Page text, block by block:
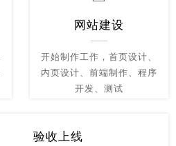
网站建设
开始制作工作，首页设计、
内页设计、前端制作、程序
开发、测试
验收上线